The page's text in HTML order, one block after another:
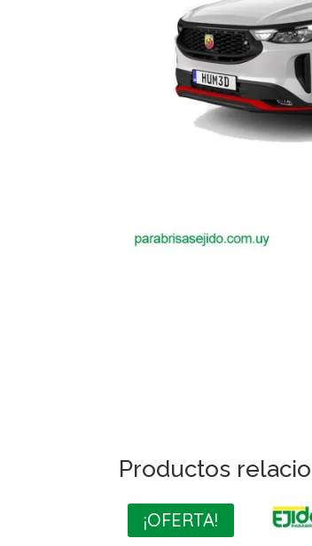
Productos
¡OFERTA!